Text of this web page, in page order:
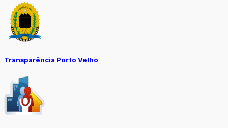
Transparência Porto Velho